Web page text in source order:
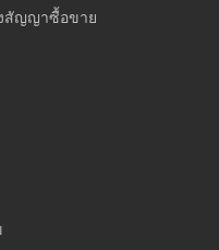
สัญญาซื้อขาย